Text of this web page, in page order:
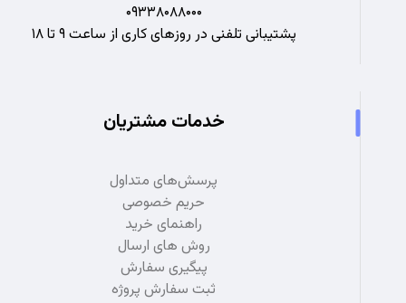
۰۹۳۳۸۰۸۸۰۰۰
پشتیبانی تلفنی در روزهای کاری از ساعت ۹ تا ۱۸
خدمات مشتریان
پرسش‌های متداول
حریم خصوصی
راهنمای خرید
روش های ارسال
پیگیری سفارش
ثبت سفارش پروژه